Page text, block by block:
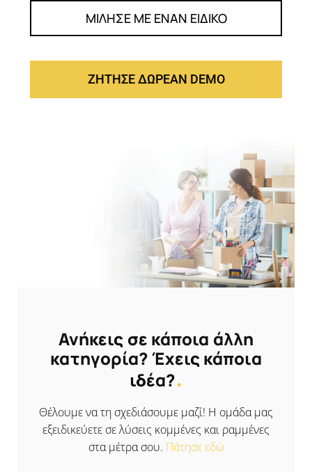
ΜΙΛΗΣΕ ΜΕ ΕΝΑΝ ΕΙΔΙΚΟ
ΖΗΤΗΣΕ ΔΩΡΕΑΝ DEMO
Ανήκεις σε κάποια άλλη
κατηγορία? Έχεις κάποια
ιδέα?.
Θέλουμε να τη σχεδιάσουμε μαζί! Η ομάδα μας
εξειδικεύετε σε λύσεις κομμένες και ραμμένες
στα μέτρα σου. Πάτησε εδώ